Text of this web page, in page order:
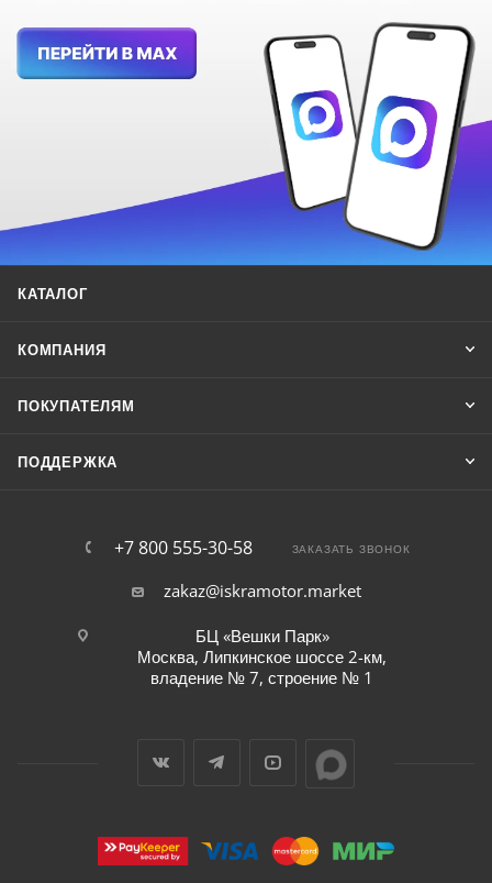
КАТАЛОГ
КОМПАНИЯ
ПОКУПАТЕЛЯМ
ПОДДЕРЖКА
+7 800 555-30-58 ЗАКАЗАТЬ ЗВОНОК
zakaz@iskramotor.market
БЦ «Вешки Парк»
Москва, Липкинское шоссе 2-км,
владение № 7, строение № 1